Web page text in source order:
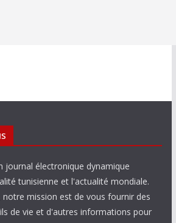
journal électronique dynamique
tunisienne et l'actualité mondiale.
notre mission est de vous fournir des
de vie et d'autres informations pour